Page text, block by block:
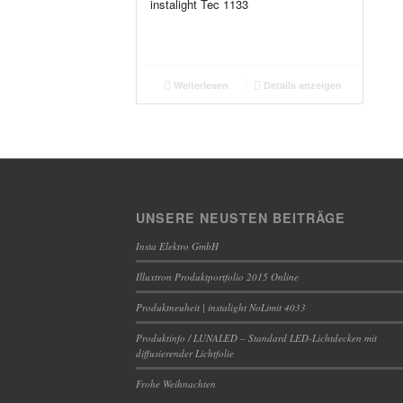
instalight Tec 1133
Weiterlesen Details anzeigen
UNSERE NEUSTEN BEITRÄGE
Insta Elektro GmbH
Illuxtron Produktportfolio 2015 Online
Produktneuheit | instalight NoLimit 4033
Produktinfo / LUNALED – Standard LED-Lichtdecken mit
diffusierender Lichtfolie
Frohe Weihnachten